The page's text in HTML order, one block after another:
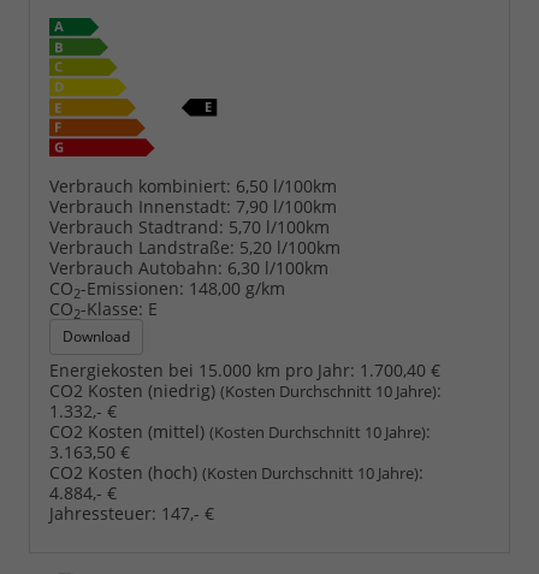
Verbrauch kombiniert: 6,50 l/100km
Verbrauch Innenstadt: 7,90 l/100km
Verbrauch Stadtrand: 5,70 l/100km
Verbrauch Landstraße: 5,20 l/100km
Verbrauch Autobahn: 6,30 l/100km
CO2-Emissionen: 148,00 g/km
CO2-Klasse: E
Download
Energiekosten bei 15.000 km pro Jahr: 1.700,40 €
CO2 Kosten (niedrig) (Kosten Durchschnitt 10 Jahre):
1.332,- €
CO2 Kosten (mittel) (Kosten Durchschnitt 10 Jahre):
3.163,50 €
CO2 Kosten (hoch) (Kosten Durchschnitt 10 Jahre):
4.884,- €
Jahressteuer: 147,- €